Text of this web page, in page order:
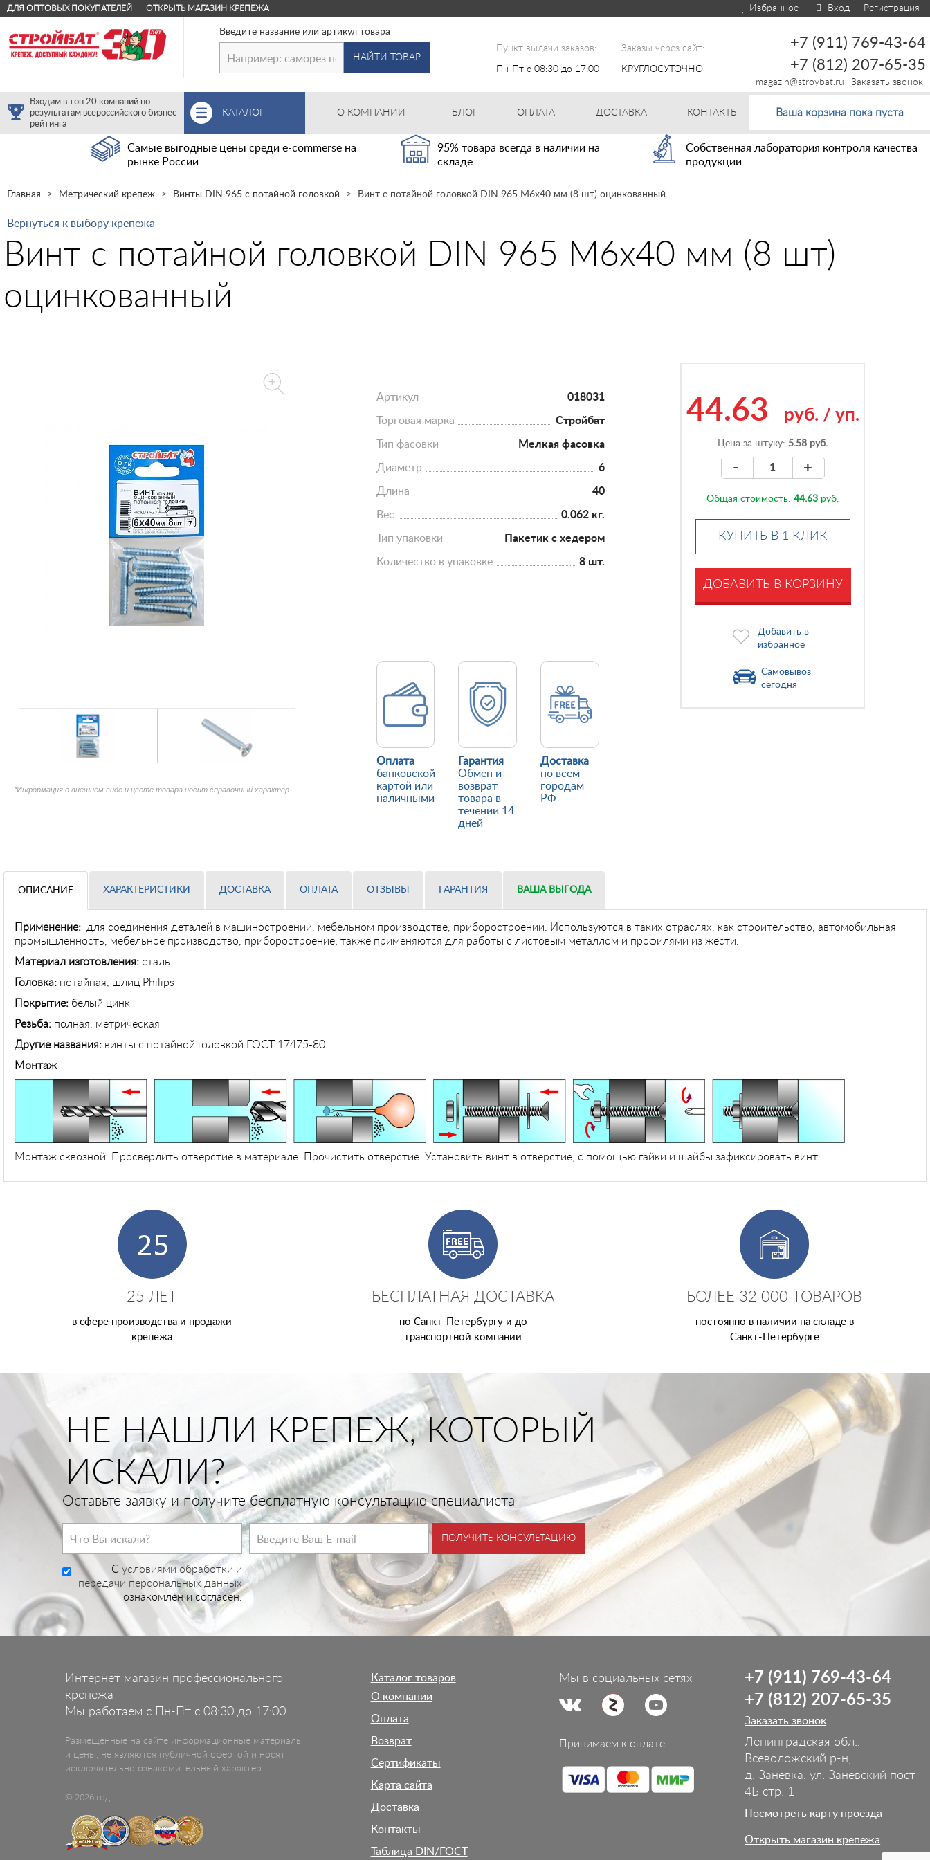
ДЛЯ ОПТОВЫХ ПОКУПАТЕЛЕЙ ОТКРЫТЬ МАГАЗИН КРЕПЕЖА Избранное Вход Регистрация
Введите название или артикул товара
НАЙТИ ТОВАР
Пункт выдачи заказов:
Пн-Пт с 08:30 до 17:00
Заказы через сайт:
КРУГЛОСУТОЧНО
+7 (911) 769-43-64
+7 (812) 207-65-35
Заказать звонок
magazin@stroybat.ru
Входим в топ 20 компаний по
результатам всероссийского бизнес
рейтинга
КАТАЛОГ О КОМПАНИИ БЛОГ ОПЛАТА ДОСТАВКА КОНТАКТЫ Ваша корзина пока пуста
Самые выгодные цены среди e-commerse на
рынке России
95% товара всегда в наличии на
складе
Собственная лаборатория контроля качества
продукции
Главная Метрический крепеж Винты DIN 965 с потайной головкой Винт с потайной головкой DIN 965 М6х40 мм (8 шт) оцинкованный
Вернуться к выбору крепежа
Винт с потайной головкой DIN 965 М6х40 мм (8 шт)
оцинкованный
*Информация о внешнем виде и цвете товара носит справочный характер
Артикул 018031
Торговая марка Стройбат
Тип фасовки Мелкая фасовка
Диаметр 6
Длина 40
Вес 0.062 кг.
Тип упаковки Пакетик с хедером
Количество в упаковке 8 шт.
Оплата
банковской
картой или
наличными
Гарантия
Обмен и
возврат
товара в
течении 14
дней
Доставка
по всем
городам
РФ
44.63 руб. / уп.
Цена за штуку: 5.58 руб.
- +
Общая стоимость:44.63 руб.
КУПИТЬ В 1 КЛИК
ДОБАВИТЬ В КОРЗИНУ
Добавить в
избранное
Самовывоз
сегодня
ОПИСАНИЕ ХАРАКТЕРИСТИКИ ДОСТАВКА ОПЛАТА ОТЗЫВЫ ГАРАНТИЯ ВАША ВЫГОДА
Применение: для соединения деталей в машиностроении, мебельном производстве, приборостроении. Используются в таких отраслях, как строительство, автомобильная
промышленность, мебельное производство, приборостроение; также применяются для работы с листовым металлом и профилями из жести.
Материал изготовления: сталь
Головка: потайная, шлиц Philips
Покрытие: белый цинк
Резьба: полная, метрическая
Другие названия: винты с потайной головкой ГОСТ 17475-80
Монтаж
Монтаж сквозной. Просверлить отверстие в материале. Прочистить отверстие. Установить винт в отверстие, с помощью гайки и шайбы зафиксировать винт.
25 ЛЕТ
в сфере производства и продажи
крепежа
БЕСПЛАТНАЯ ДОСТАВКА
по Санкт-Петербургу и до
транспортной компании
БОЛЕЕ 32 000 ТОВАРОВ
постоянно в наличии на складе в
Санкт-Петербурге
НЕ НАШЛИ КРЕПЕЖ, КОТОРЫЙ
ИСКАЛИ?
Оставьте заявку и получите бесплатную консультацию специалиста
C условиями обработки и
передачи персональных данных
ознакомлен и согласен.
ПОЛУЧИТЬ КОНСУЛЬТАЦИЮ
Интернет магазин профессионального
крепежа
Мы работаем с Пн-Пт с 08:30 до 17:00
Размещенные на сайте информационные материалы
и цены, не являются публичной офертой и носят
исключительно ознакомительный характер.
© 2026 год
Каталог товаров
О компании
Оплата
Возврат
Сертификаты
Карта сайта
Доставка
Контакты
Таблица DIN/ГОСТ
Мы в социальных сетях
Принимаем к оплате
+7 (911) 769-43-64
+7 (812) 207-65-35
Заказать звонок
Ленинградская обл.,
Всеволожский р-н,
д. Заневка, ул. Заневский пост
4Б стр. 1
Посмотреть карту проезда
Открыть магазин крепежа